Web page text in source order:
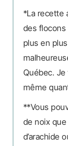
*La recette
des
plus en
Québec.
même
**Vous
de noix
d’arachide